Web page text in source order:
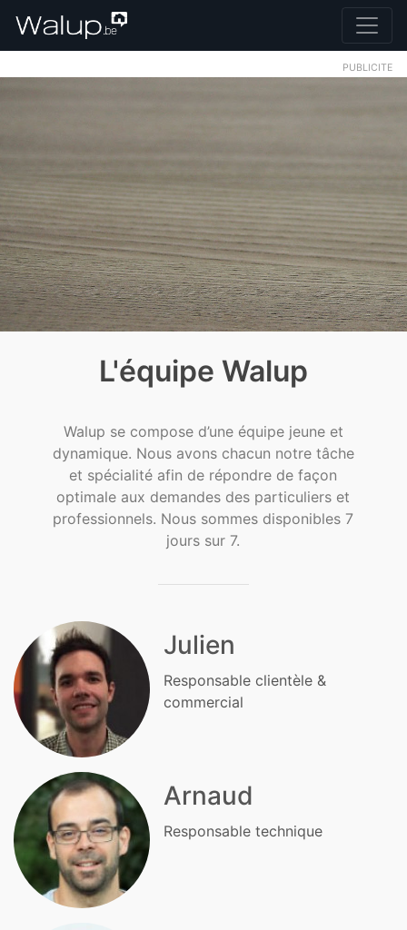
PUBLICITE
L'équipe Walup
Walup se compose d’une équipe jeune et
dynamique. Nous avons chacun notre tâche
et spécialité afin de répondre de façon
optimale aux demandes des particuliers et
professionnels. Nous sommes disponibles 7
jours sur 7.
Julien
Responsable clientèle &
commercial
Arnaud
Responsable technique